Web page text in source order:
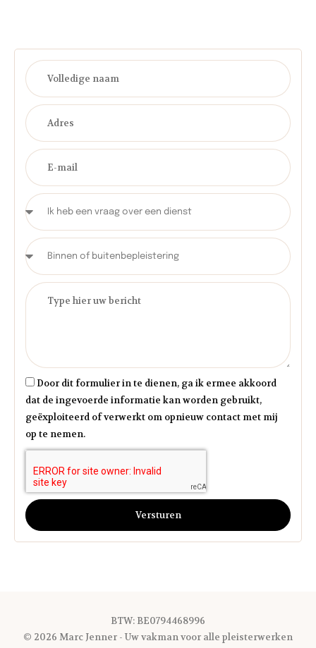
Door dit formulier in te dienen, ga ik ermee akkoord
dat de ingevoerde informatie kan worden gebruikt,
geëxploiteerd of verwerkt om opnieuw contact met mij
op te nemen.
Versturen
BTW: BE0794468996
© 2026 Marc Jenner - Uw vakman voor alle pleisterwerken